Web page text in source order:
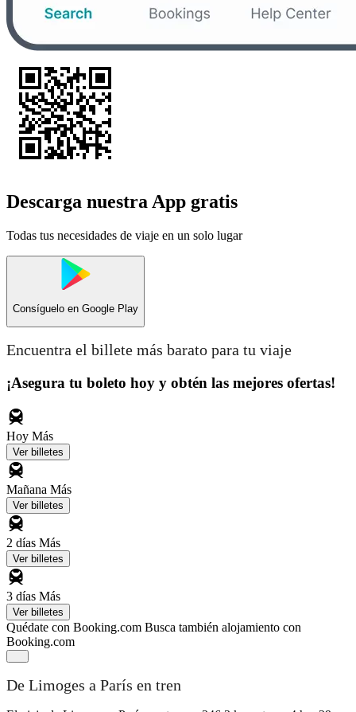
Descarga nuestra App gratis
Todas tus necesidades de viaje en un solo lugar
Consíguelo en Google Play
Encuentra el billete más barato para tu viaje
¡Asegura tu boleto hoy y obtén las mejores ofertas!
Hoy Más
Ver billetes
Mañana Más
Ver billetes
2 días Más
Ver billetes
3 días Más
Ver billetes
Quédate con Booking.com Busca también alojamiento con
Booking.com
De Limoges a París en tren